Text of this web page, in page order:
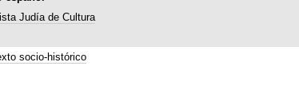
Judía de Cultura
socio-histórico